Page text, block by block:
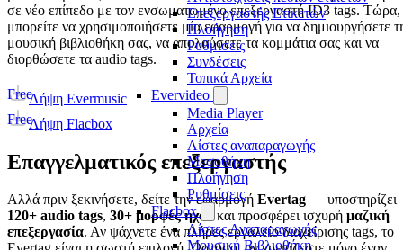
Επεξεργαστής Ετικετών
Πλοήγηση
Ρυθμίσεις
Συνδέσεις
Τοπικά Αρχεία
Evervideo
Media Player
Αρχεία
Λίστες αναπαραγωγής
Μεσοθήκη
Πλοήγηση
Ρυθμίσεις
Flacbox
Λίστες Αναπαραγωγής
Μουσική Βιβλιοθήκη
σε νέο επίπεδο με τον ενσωματωμένο επεξεργαστή ID3 tags. Τώρα,
μπορείτε να χρησιμοποιήσετε μία εφαρμογή για να δημιουργήσετε
μουσική βιβλιοθήκη σας, να απολαύσετε τα κομμάτια σας και να
διορθώσετε τα audio tags.
Λήψη Evermusic
Free
Λήψη Flacbox
Free
Επαγγελματικός επεξεργαστής
Αλλά πριν ξεκινήσετε, δείτε την εφαρμογή Evertag — υποστηρίζει
120+ audio tags, 30+ μορφές ήχου και προσφέρει ισχυρή μαζική
επεξεργασία. Αν ψάχνετε ένα πλήρες εργαλείο διαχείρισης tags, το